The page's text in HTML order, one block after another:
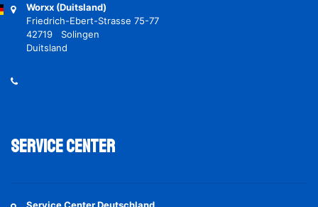
Worxx (Duitsland)
Friedrich-Ebert-Strasse 75-77
42719 Solingen
Duitsland
Service Center